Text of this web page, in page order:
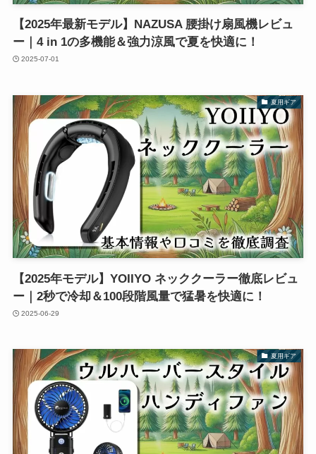
【2025年最新モデル】NAZUSA 腰掛け扇風機レビュ
ー｜4 in 1の多機能＆強力涼風で夏を快適に！
2025-07-01
夏用ギア
【2025年モデル】YOIIYO ネッククーラー徹底レビュ
ー｜2秒で冷却＆100段階風量で猛暑を快適に！
2025-06-29
夏用ギア